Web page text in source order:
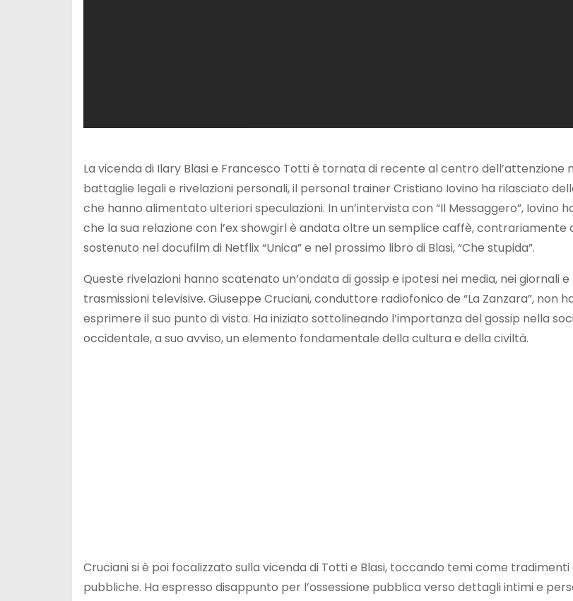
La vicenda di Ilary Blasi e Francesco Totti è tornata di recente al centro dell’attenzione
battaglie legali e rivelazioni personali, il personal trainer Cristiano Iovino ha rilasciato
che hanno alimentato ulteriori speculazioni. In un’intervista con “Il Messaggero”, Iovino
che la sua relazione con l’ex showgirl è andata oltre un semplice caffè, contrariamente
sostenuto nel docufilm di Netflix “Unica” e nel prossimo libro di Blasi, “Che stupida”.
Queste rivelazioni hanno scatenato un’ondata di gossip e ipotesi nei media, nei giornali e
trasmissioni televisive. Giuseppe Cruciani, conduttore radiofonico de “La Zanzara”, non
esprimere il suo punto di vista. Ha iniziato sottolineando l’importanza del gossip nella
occidentale, a suo avviso, un elemento fondamentale della cultura e della civiltà.
Cruciani si è poi focalizzato sulla vicenda di Totti e Blasi, toccando temi come tradimenti
pubbliche. Ha espresso disappunto per l’ossessione pubblica verso dettagli intimi e